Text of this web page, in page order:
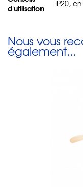
d'utilisation
IP20,
Nous vous
également...